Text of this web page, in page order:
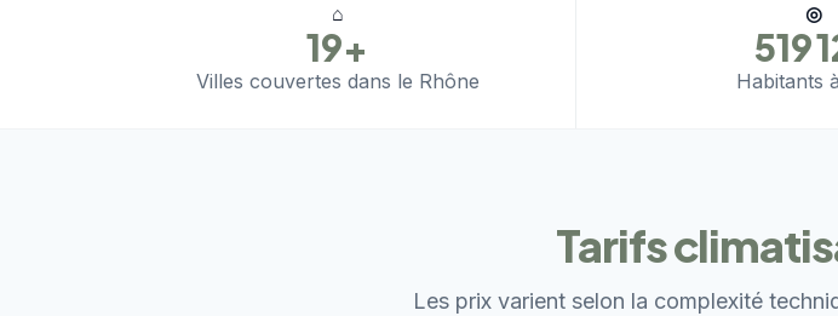
⌂
19+
Villes couvertes dans le Rhône
◎
519
Habitants
Tarifs
Les prix varient selon la complexité